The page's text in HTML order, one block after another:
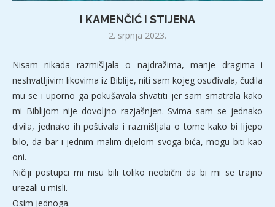
I KAMENČIĆ I STIJENA
2. srpnja 2023.
Nisam nikada razmišljala o najdražima, manje dragima i
neshvatljivim likovima iz Biblije, niti sam kojeg osuđivala, čudila
mu se i uporno ga pokušavala shvatiti jer sam smatrala kako
mi Biblijom nije dovoljno razjašnjen. Svima sam se jednako
divila, jednako ih poštivala i razmišljala o tome kako bi lijepo
bilo, da bar i jednim malim dijelom svoga bića, mogu biti kao
oni.
Ničiji postupci mi nisu bili toliko neobični da bi mi se trajno
urezali u misli.
Osim jednoga.